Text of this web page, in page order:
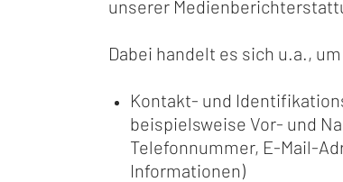
unserer
Dabei handelt es sich u.a.,
Kontakt- und
beispielsweise Vor- und
Telefonnummer, E-Mail-
Informationen)